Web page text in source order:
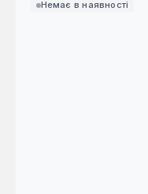
Немає в наявності